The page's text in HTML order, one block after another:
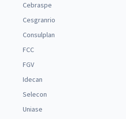
Maranhão - Enfermeiro
33,33
R$ 99,98 (-20%)
Cebraspe
Cesgranrio
Consulplan
FCC
FGV
Idecan
Selecon
Uniase